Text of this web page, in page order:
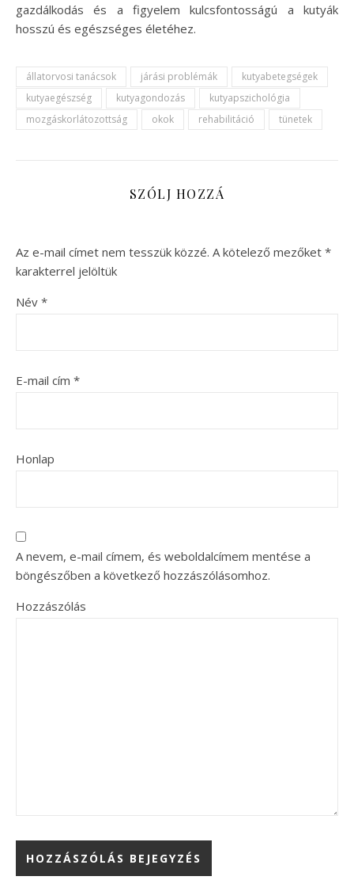
gazdálkodás és a figyelem kulcsfontosságú a kutyák
hosszú és egészséges életéhez.
állatorvosi tanácsok járási problémák
kutyabetegségek
kutyaegészség
kutyagondozás
kutyapszichológia
mozgáskorlátozottság
okok rehabilitáció tünetek
SZÓLJ HOZZÁ
Az e-mail címet nem tesszük közzé. A kötelező mezőket *
karakterrel jelöltük
Név *
E-mail cím *
Honlap
A nevem, e-mail címem, és weboldalcímem mentése a
böngészőben a következő hozzászólásomhoz.
Hozzászólás